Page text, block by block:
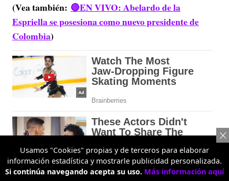
(Vea también: 🔴EN VIVO: Abelardo de la
Espriella se posesiona como nuevo presidente de
Colombia)
Usamos "Cookies" propias y de terceros para elaborar
información estadística y mostrarle publicidad personalizada.
Si continúa navegando acepta su uso. Más información aquí